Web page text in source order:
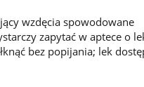
wzdęcia spowodowane
zapytać w aptece o
bez popijania; lek